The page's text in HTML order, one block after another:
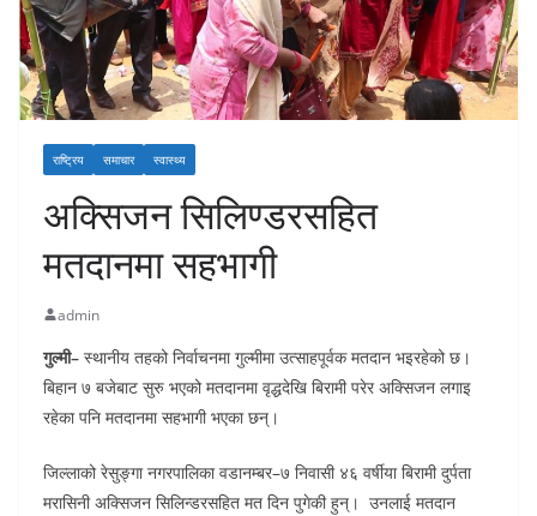
राष्ट्रिय समाचार स्वास्थ्य
अक्सिजन सिलिण्डरसहित
मतदानमा सहभागी
admin
गुल्मी– स्थानीय तहको निर्वाचनमा गुल्मीमा उत्साहपूर्वक मतदान भइरहेको छ।
बिहान ७ बजेबाट सुरु भएको मतदानमा वृद्धदेखि बिरामी परेर अक्सिजन लगाइ
रहेका पनि मतदानमा सहभागी भएका छन्।
जिल्लाको रेसुङ्गा नगरपालिका वडानम्बर–७ निवासी ४६ वर्षीया बिरामी दुर्पता
मरासिनी अक्सिजन सिलिन्डरसहित मत दिन पुगेकी हुन्। उनलाई मतदान